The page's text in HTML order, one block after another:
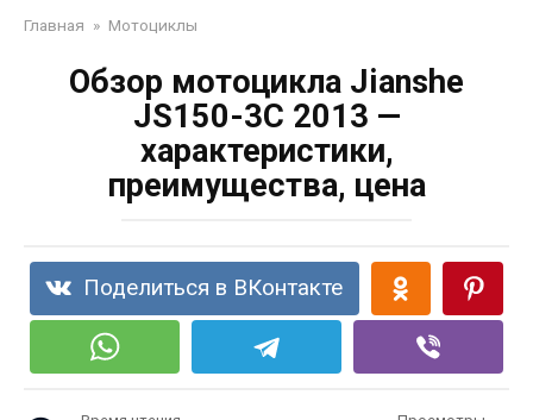
Главная » Мотоциклы
Обзор мотоцикла Jianshe
JS150-3C 2013 —
характеристики,
преимущества, цена
Поделиться в ВКонтакте